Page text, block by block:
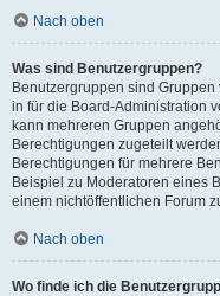
Nach oben
Was sind Benutzergruppen?
Benutzergruppen sind
in für die Board-Administration
kann mehreren Gruppen
Berechtigungen zugeteilt
Berechtigungen für mehrere
Beispiel zu Moderatoren eines
einem nichtöffentlichen Forum
Nach oben
Wo finde ich die